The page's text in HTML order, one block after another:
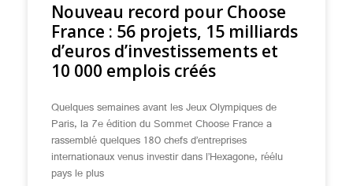
Nouveau record pour Choose
France : 56 projets, 15 milliards
d’euros d’investissements et
10 000 emplois créés
Quelques semaines avant les Jeux Olympiques de
Paris, la 7e édition du Sommet Choose France a
rassemblé quelques 180 chefs d’entreprises
internationaux venus investir dans l’Hexagone, réélu
pays le plus